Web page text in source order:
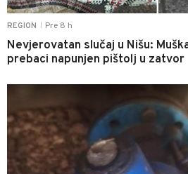
REGION Pre 8 h
Nevjerovatan slučaj u Nišu:
prebaci napunjen pištolj u zatvor